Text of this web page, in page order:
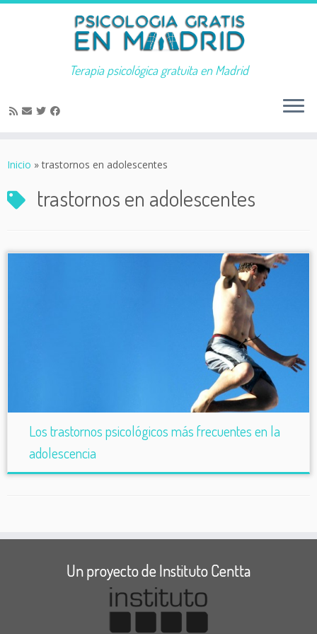
Terapia psicológica gratuita en Madrid
Inicio » trastornos en adolescentes
trastornos en adolescentes
Los trastornos psicológicos más frecuentes en la
adolescencia
Un proyecto de Instituto Centta